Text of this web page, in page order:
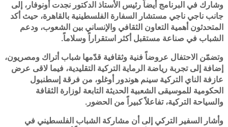
وشارك في البرنامج أيضاً رئيس الأستاذ الدكتور نجدت أونوفار، إلى
جانب ناجي ناجي مستشار السفارة الفلسطينية بالقاهرة، حيث أكد
المتحدثون أهمية التعاون الثقافي والإنساني بين الشعوب، ودعم
الشباب في صناعة مستقبل أكثر استقراراً وسلاماً.
وتضمّن الاحتفال عروضاً فنية وثقافية قدّمها شباب أتراك ومصريون،
إضافة إلى تجربة رياضة الرماية التركية التقليدية، فيما لاقى عرض
عازفة الناي التركية سينم هوندور أوغلو، من فرقة إسطنبول
الحكومية للموسيقى الشعبية الحديثة التابعة لوزارة الثقافة
والسياحة التركية، تفاعلاً كبيراً من الحضور.
وأشار السفير التركي إلى أن مشاركة الشباب الفلسطيني في